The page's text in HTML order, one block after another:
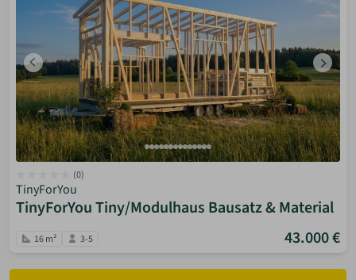
(0)
TinyForYou
TinyForYou Tiny/Modulhaus Bausatz & Material
16 m² 3-5 43.000 €